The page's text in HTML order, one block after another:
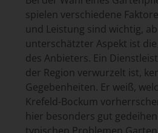
spielen verschiedene
und Leistung sind wichtig,
unterschätzter Aspekt ist
des Anbieters. Ein
der Region verwurzelt ist,
Gegebenheiten. Er weiß,
Krefeld-Bockum
hier besonders gut